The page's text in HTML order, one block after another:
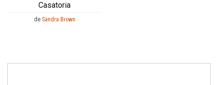
Casatoria
de Sandra Brown